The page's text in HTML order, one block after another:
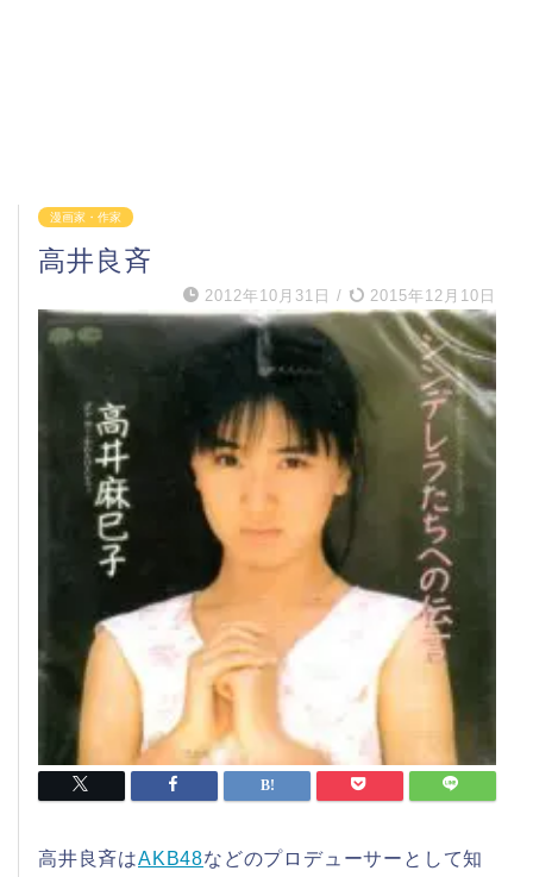
漫画家・作家
高井良斉
2012年10月31日 / 2015年12月10日
高井良斉はAKB48などのプロデューサーとして知